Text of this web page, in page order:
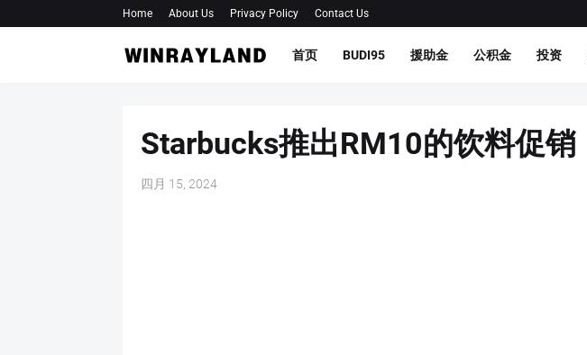
Home About Us Privacy Policy Contact Us
首页 BUDI95 援助金 公积金 投资
Starbucks推出RM10的饮料促销
四月 15, 2024